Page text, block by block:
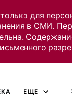
для
в СМИ.
ЕЩЕ